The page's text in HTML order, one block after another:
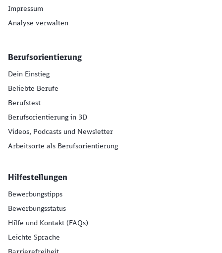
Impressum
Analyse verwalten
Berufsorientierung
Dein Einstieg
Beliebte Berufe
Berufstest
Berufsorientierung in 3D
Videos, Podcasts und Newsletter
Arbeitsorte als Berufsorientierung
Hilfestellungen
Bewerbungstipps
Bewerbungsstatus
Hilfe und Kontakt (FAQs)
Leichte Sprache